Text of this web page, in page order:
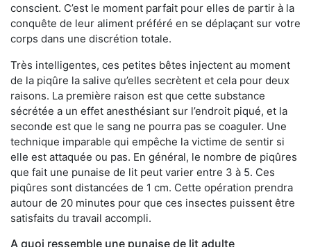
conscient. C’est le moment parfait pour elles de partir à la
conquête de leur aliment préféré en se déplaçant sur votre
corps dans une discrétion totale.
Très intelligentes, ces petites bêtes injectent au moment
de la piqûre la salive qu’elles secrètent et cela pour deux
raisons. La première raison est que cette substance
sécrétée a un effet anesthésiant sur l’endroit piqué, et la
seconde est que le sang ne pourra pas se coaguler. Une
technique imparable qui empêche la victime de sentir si
elle est attaquée ou pas. En général, le nombre de piqûres
que fait une punaise de lit peut varier entre 3 à 5. Ces
piqûres sont distancées de 1 cm. Cette opération prendra
autour de 20 minutes pour que ces insectes puissent être
satisfaits du travail accompli.
A quoi ressemble une punaise de lit adulte